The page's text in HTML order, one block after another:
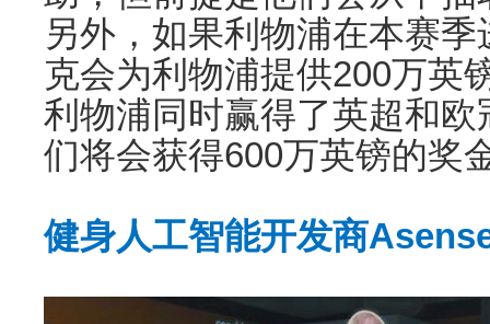
另外，如果利物浦在本赛
克会为利物浦提供200万英
利物浦同时赢得了英超和
们将会获得600万英镑的奖
健身人工智能开发商